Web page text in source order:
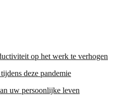
op het werk te verhogen
deze pandemie
uw persoonlijke leven